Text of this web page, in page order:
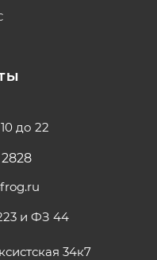
до 22
и ФЗ 44
34к7